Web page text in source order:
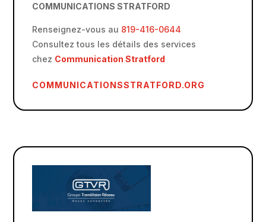
COMMUNICATIONS STRATFORD
Renseignez-vous au 819-416-0644
Consultez tous les détails des services
chez Communication Stratford
COMMUNICATIONSSTRATFORD.ORG